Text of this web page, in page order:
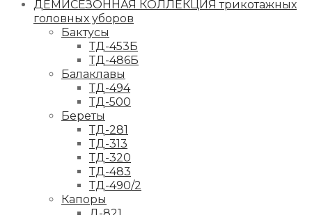
ДЕМИСЕЗОННАЯ КОЛЛЕКЦИЯ трикотажных
головных уборов
Бактусы
ТД-453Б
ТД-486Б
Балаклавы
ТД-494
ТД-500
Береты
ТД-281
ТД-313
ТД-320
ТД-483
ТД-490/2
Капоры